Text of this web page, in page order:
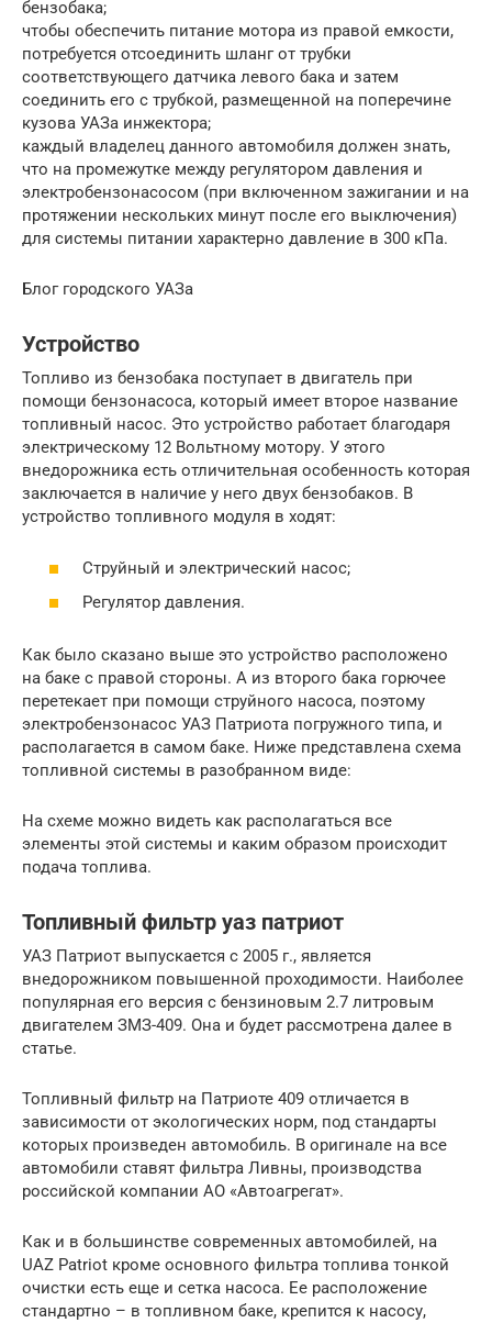
бензобака;
чтобы обеспечить питание мотора из правой емкости,
потребуется отсоединить шланг от трубки
соответствующего датчика левого бака и затем
соединить его с трубкой, размещенной на поперечине
кузова УАЗа инжектора;
каждый владелец данного автомобиля должен знать,
что на промежутке между регулятором давления и
электробензонасосом (при включенном зажигании и на
протяжении нескольких минут после его выключения)
для системы питании характерно давление в 300 кПа.
Блог городского УАЗа
Устройство
Топливо из бензобака поступает в двигатель при
помощи бензонасоса, который имеет второе название
топливный насос. Это устройство работает благодаря
электрическому 12 Вольтному мотору. У этого
внедорожника есть отличительная особенность которая
заключается в наличие у него двух бензобаков. В
устройство топливного модуля в ходят:
Струйный и электрический насос;
Регулятор давления.
Как было сказано выше это устройство расположено
на баке с правой стороны. А из второго бака горючее
перетекает при помощи струйного насоса, поэтому
электробензонасос УАЗ Патриота погружного типа, и
располагается в самом баке. Ниже представлена схема
топливной системы в разобранном виде:
На схеме можно видеть как располагаться все
элементы этой системы и каким образом происходит
подача топлива.
Топливный фильтр уаз патриот
УАЗ Патриот выпускается с 2005 г., является
внедорожником повышенной проходимости. Наиболее
популярная его версия с бензиновым 2.7 литровым
двигателем ЗМЗ-409. Она и будет рассмотрена далее в
статье.
Топливный фильтр на Патриоте 409 отличается в
зависимости от экологических норм, под стандарты
которых произведен автомобиль. В оригинале на все
автомобили ставят фильтра Ливны, производства
российской компании АО «Автоагрегат».
Как и в большинстве современных автомобилей, на
UAZ Patriot кроме основного фильтра топлива тонкой
очистки есть еще и сетка насоса. Ее расположение
стандартно – в топливном баке, крепится к насосу,